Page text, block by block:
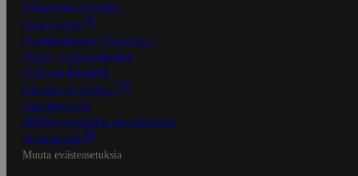
S-Business yrityksille
Oiva-raportit
Osuuskauppojen yhteystiedot
Tilaus- ja toimitusehdot
Tietosuojakäytäntö
Palvelun käyttöehdot
Saavutettavuus
Mobiilisovelluksen saavutettavuus
Mainostajalle
Muuta evästeasetuksia